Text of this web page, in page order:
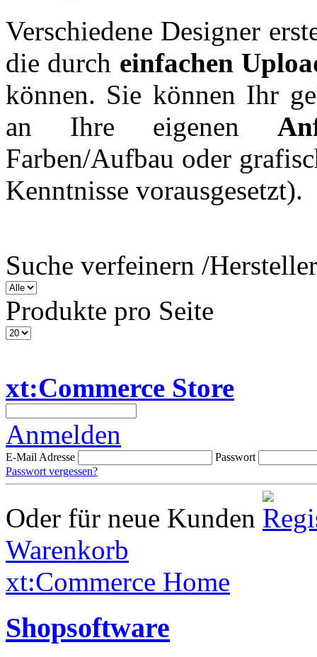
Verschiedene Designer
die durch einfachen
können. Sie können Ihr
an Ihre eigenen
Farben/Aufbau oder
Kenntnisse vorausgesetzt).
Suche verfeinern /Hersteller
Produkte pro Seite
xt:Commerce Store
Anmelden
E-Mail Adresse
Passwort
Passwort vergessen?
Oder für neue Kunden
Warenkorb
xt:Commerce Home
Shopsoftware